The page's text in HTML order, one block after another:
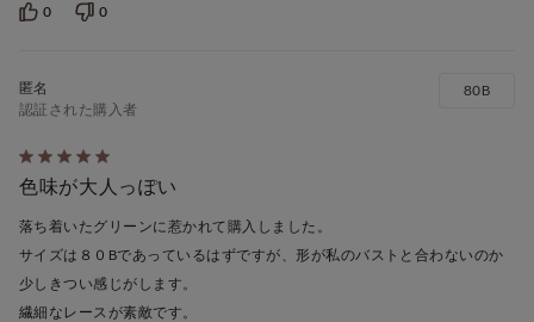
0 0
5
段
階
の
う
ち
認証された購入者
色味が大人っぽい
落ち着いたグリーンに惹かれて購入しました。
サイズは８０Bであっているはずですが、形が私のバストと合わないのか
少しきつい感じがします。
繊細なレースが素敵です。
80B